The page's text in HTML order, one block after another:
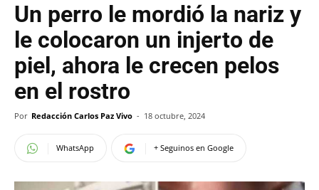
Un perro le mordió la nariz y
le colocaron un injerto de
piel, ahora le crecen pelos
en el rostro
Por Redacción Carlos Paz Vivo - 18 octubre, 2024
WhatsApp + Seguinos en Google